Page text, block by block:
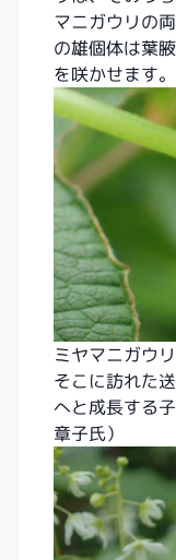
マニガウリの
の雄個体は葉
を咲かせます。
ミヤマニガウ
そこに訪れた
へと成長する
章子氏）